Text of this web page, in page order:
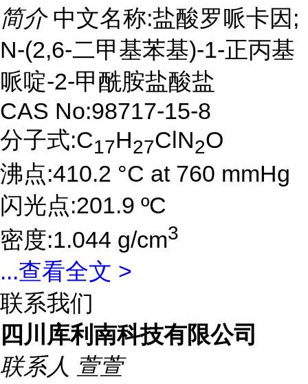
简介 中文名称:盐酸罗哌卡因;
N-(2,6-二甲基苯基)-1-正丙基
哌啶-2-甲酰胺盐酸盐
CAS No:98717-15-8
分子式:C17H27ClN2O
沸点:410.2 °C at 760 mmHg
闪光点:201.9 ºC
密度:1.044 g/cm3
...查看全文 >
联系我们
四川库利南科技有限公司
联系人 萱萱